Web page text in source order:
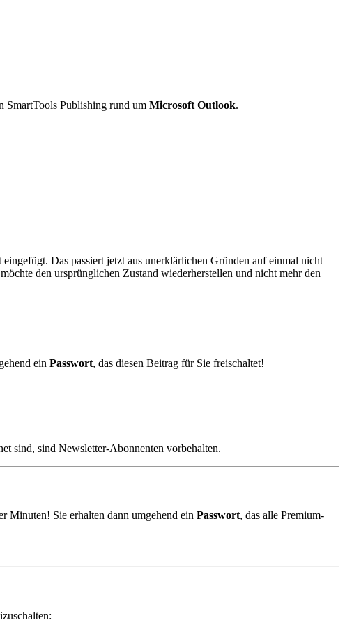
SmartTools Publishing rund um Microsoft Outlook.
Das passiert jetzt aus unerklärlichen Gründen auf einmal nicht
den ursprünglichen Zustand wiederherstellen und nicht mehr den
ein Passwort, das diesen Beitrag für Sie freischaltet!
sind, sind Newsletter-Abonnenten vorbehalten.
Minuten! Sie erhalten dann umgehend ein Passwort, das alle Premium-